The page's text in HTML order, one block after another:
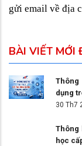
gửi email về địa
BÀI VIẾT MỚI
Thông
dụng
30 Th7
Thông
học